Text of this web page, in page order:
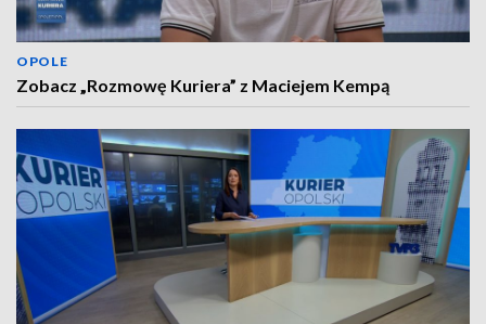
OPOLE
Zobacz „Rozmowę Kuriera” z Maciejem Kempą